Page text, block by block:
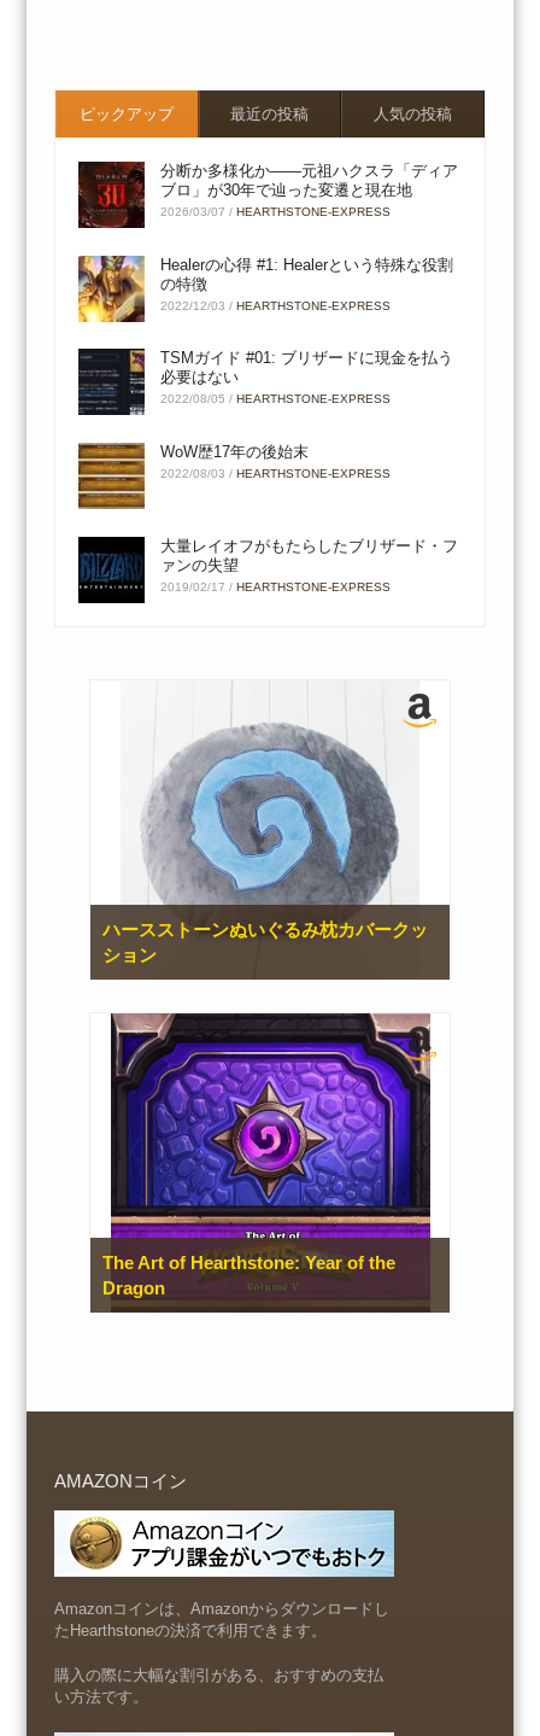
ピックアップ 最近の投稿 人気の投稿
分断か多様化か――元祖ハクスラ「ディア
ブロ」が30年で辿った変遷と現在地
2026/03/07 /HEARTHSTONE-EXPRESS
Healerの心得 #1: Healerという特殊な役割
の特徴
2022/12/03 /HEARTHSTONE-EXPRESS
TSMガイド #01: ブリザードに現金を払う
必要はない
2022/08/05 / HEARTHSTONE-EXPRESS
WoW歴17年の後始末
2022/08/03 /HEARTHSTONE-EXPRESS
大量レイオフがもたらしたブリザード・フ
ァンの失望
2019/02/17 /HEARTHSTONE-EXPRESS
ハースストーンぬいぐるみ枕カバークッ
ション
The Art of Hearthstone: Year of the
Dragon
AMAZONコイン
Amazonコインは、Amazonからダウンロードし
たHearthstoneの決済で利用できます。
購入の際に大幅な割引がある、おすすめの支払
い方法です。